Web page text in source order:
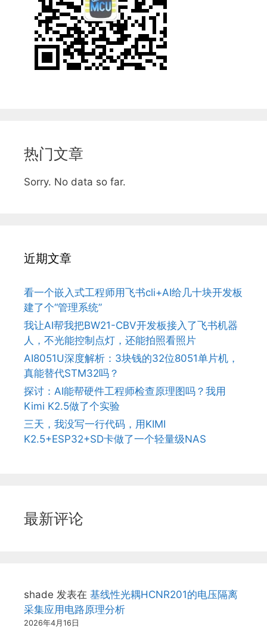
热门文章
Sorry. No data so far.
近期文章
看一个嵌入式工程师用飞书cli+AI给几十块开发板
建了个“管理系统”
我让AI帮我把BW21-CBV开发板接入了飞书机器
人，不光能控制点灯，还能拍照看照片
AI8051U深度解析：3块钱的32位8051单片机，
真能替代STM32吗？
探讨：AI能帮硬件工程师检查原理图吗？我用
Kimi K2.5做了个实验
三天，我没写一行代码，用KIMI
K2.5+ESP32+SD卡做了一个轻量级NAS
最新评论
shade 发表在 基线性光耦HCNR201的电压隔离
采集应用电路原理分析
2026年4月16日